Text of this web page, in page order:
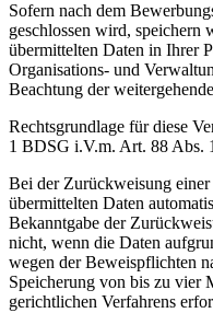
Sofern nach dem
geschlossen wird,
übermittelten Daten in Ihrer
Organisations- und
Beachtung der
Rechtsgrundlage für diese
1 BDSG i.V.m. Art. 88 Abs.
Bei der Zurückweisung
übermittelten Daten
Bekanntgabe der
nicht, wenn die Daten
wegen der Beweispflichten
Speicherung von bis zu vier
gerichtlichen Verfahrens